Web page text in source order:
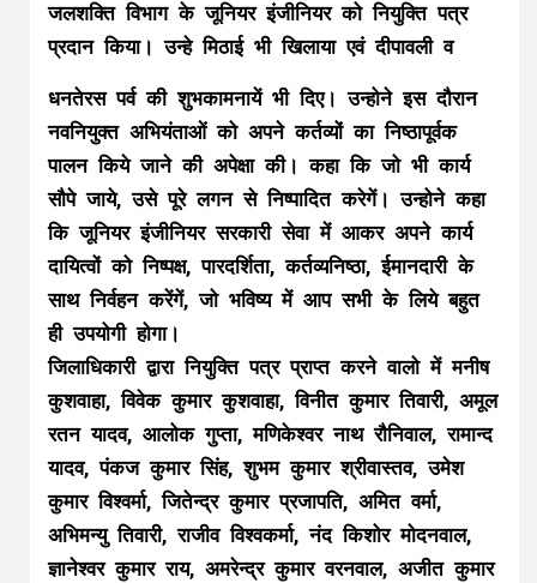
जलशक्ति विभाग के जूनियर इंजीनियर को नियुक्ति पत्र
प्रदान किया। उन्हे मिठाई भी खिलाया एवं दीपावली व
धनतेरस पर्व की शुभकामनायें भी दिए। उन्होने इस दौरान
नवनियुक्त अभियंताओं को अपने कर्तव्यों का निष्ठापूर्वक
पालन किये जाने की अपेक्षा की। कहा कि जो भी कार्य
सौपे जाये, उसे पूरे लगन से निष्पादित करेगें। उन्होने कहा
कि जूनियर इंजीनियर सरकारी सेवा में आकर अपने कार्य
दायित्वों को निष्पक्ष, पारदर्शिता, कर्तव्यनिष्ठा, ईमानदारी के
साथ निर्वहन करेंगें, जो भविष्य में आप सभी के लिये बहुत
ही उपयोगी होगा।
जिलाधिकारी द्वारा नियुक्ति पत्र प्राप्त करने वालो में मनीष
कुशवाहा, विवेक कुमार कुशवाहा, विनीत कुमार तिवारी, अमूल
रतन यादव, आलोक गुप्ता, मणिकेश्वर नाथ रौनिवाल, रामान्द
यादव, पंकज कुमार सिंह, शुभम कुमार श्रीवास्तव, उमेश
कुमार विश्वर्मा, जितेन्द्र कुमार प्रजापति, अमित वर्मा,
अभिमन्यु तिवारी, राजीव विश्वकर्मा, नंद किशोर मोदनवाल,
ज्ञानेश्वर कुमार राय, अमरेन्द्र कुमार वरनवाल, अजीत कुमार